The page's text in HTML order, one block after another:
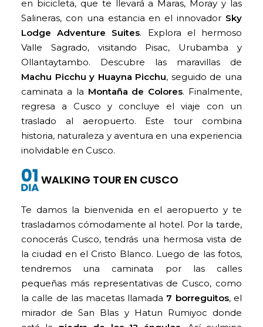
en bicicleta, que te llevará a Maras, Moray y las
Salineras, con una estancia en el innovador Sky
Lodge Adventure Suites. Explora el hermoso
Valle Sagrado, visitando Pisac, Urubamba y
Ollantaytambo. Descubre las maravillas de
Machu Picchu y Huayna Picchu, seguido de una
caminata a la Montaña de Colores. Finalmente,
regresa a Cusco y concluye el viaje con un
traslado al aeropuerto. Este tour combina
historia, naturaleza y aventura en una experiencia
inolvidable en Cusco.
WALKING TOUR EN CUSCO
Te damos la bienvenida en el aeropuerto y te
trasladamos cómodamente al hotel. Por la tarde,
conocerás Cusco, tendrás una hermosa vista de
la ciudad en el Cristo Blanco. Luego de las fotos,
tendremos una caminata por las calles
pequeñas más representativas de Cusco, como
la calle de las macetas llamada 7 borreguitos, el
mirador de San Blas y Hatun Rumiyoc donde